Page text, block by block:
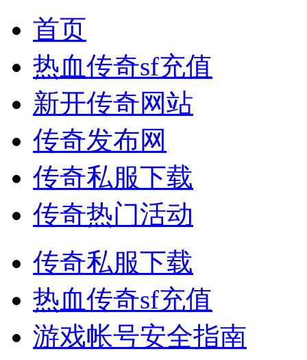
首页
热血传奇sf充值
新开传奇网站
传奇发布网
传奇私服下载
传奇热门活动
传奇私服下载
热血传奇sf充值
游戏帐号安全指南